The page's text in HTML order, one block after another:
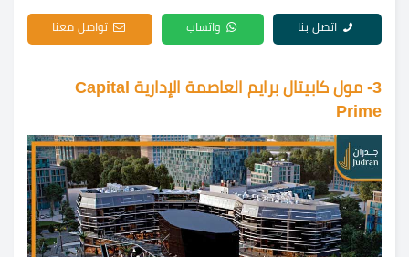
اتصل بنا واتساب تواصل معنا
3- مول كابيتال برايم العاصمة الإدارية Capital
Prime